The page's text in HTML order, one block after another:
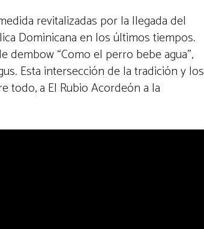
revitalizadas por la llegada del
Dominicana en los últimos tiempos.
dembow “Como el perro bebe agua”,
Esta intersección de la tradición y los
todo, a El Rubio Acordeón a la